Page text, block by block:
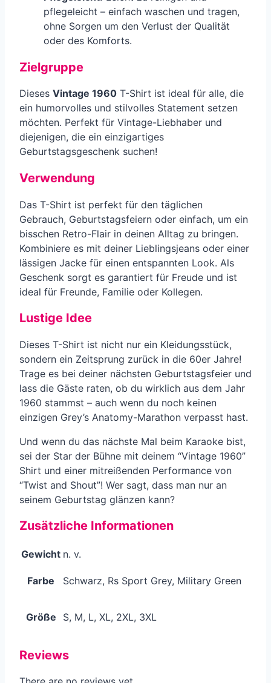
pflegeleicht – einfach waschen und tragen,
ohne Sorgen um den Verlust der Qualität
oder des Komforts.
Zielgruppe
Dieses Vintage 1960 T-Shirt ist ideal für alle, die
ein humorvolles und stilvolles Statement setzen
möchten. Perfekt für Vintage-Liebhaber und
diejenigen, die ein einzigartiges
Geburtstagsgeschenk suchen!
Verwendung
Das T-Shirt ist perfekt für den täglichen
Gebrauch, Geburtstagsfeiern oder einfach, um ein
bisschen Retro-Flair in deinen Alltag zu bringen.
Kombiniere es mit deiner Lieblingsjeans oder einer
lässigen Jacke für einen entspannten Look. Als
Geschenk sorgt es garantiert für Freude und ist
ideal für Freunde, Familie oder Kollegen.
Lustige Idee
Dieses T-Shirt ist nicht nur ein Kleidungsstück,
sondern ein Zeitsprung zurück in die 60er Jahre!
Trage es bei deiner nächsten Geburtstagsfeier und
lass die Gäste raten, ob du wirklich aus dem Jahr
1960 stammst – auch wenn du noch keinen
einzigen Grey’s Anatomy-Marathon verpasst hast.
Und wenn du das nächste Mal beim Karaoke bist,
sei der Star der Bühne mit deinem “Vintage 1960”
Shirt und einer mitreißenden Performance von
“Twist and Shout”! Wer sagt, dass man nur an
seinem Geburtstag glänzen kann?
Zusätzliche Informationen
Gewicht n. v.
Farbe Schwarz, Rs Sport Grey, Military Green
Größe S, M, L, XL, 2XL, 3XL
Reviews